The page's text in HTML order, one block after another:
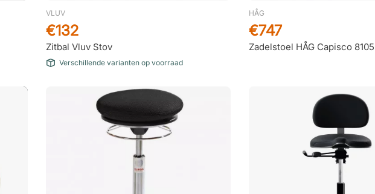
VLUV
Zitbal Vluv Stov
€132
Verschillende varianten op voorraad
HÅG
Zadelstoel HÅG Capisco 8105
€747